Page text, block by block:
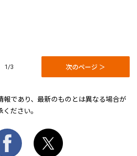
1/3 次のページ ＞
報であり、最新のものとは異なる場合が
ださい。